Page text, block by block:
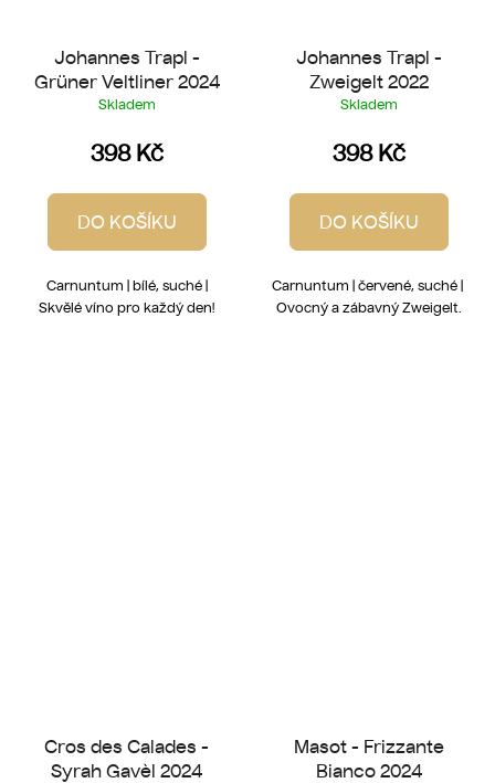
Johannes Trapl -
Grüner Veltliner 2024
Skladem
398 Kč
DO KOŠÍKU
Carnuntum | bílé, suché |
Skvělé víno pro každý den!
Johannes Trapl -
Zweigelt 2022
Skladem
398 Kč
DO KOŠÍKU
Carnuntum | červené, suché |
Ovocný a zábavný Zweigelt.
Cros des Calades -
Syrah Gavèl 2024
Masot - Frizzante
Bianco 2024